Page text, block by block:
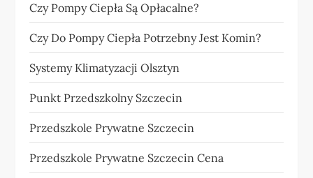
Czy Pompy Ciepła Są Opłacalne?
Czy Do Pompy Ciepła Potrzebny Jest Komin?
Systemy Klimatyzacji Olsztyn
Punkt Przedszkolny Szczecin
Przedszkole Prywatne Szczecin
Przedszkole Prywatne Szczecin Cena